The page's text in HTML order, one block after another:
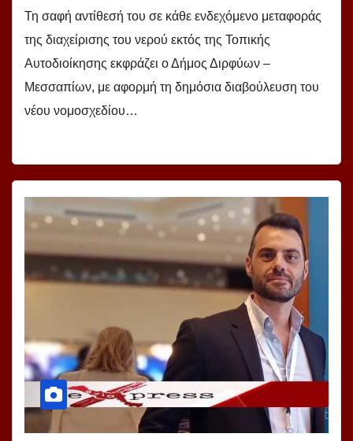
Τη σαφή αντίθεσή του σε κάθε ενδεχόμενο μεταφοράς
της διαχείρισης του νερού εκτός της Τοπικής
Αυτοδιοίκησης εκφράζει ο Δήμος Διρφύων –
Μεσσαπίων, με αφορμή τη δημόσια διαβούλευση του
νέου νομοσχεδίου…